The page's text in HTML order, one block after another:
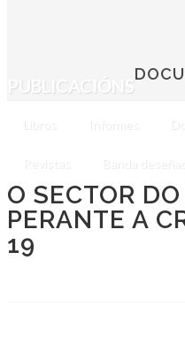
PUBLICACIÓNS
O SECTOR
PERANTE A
19